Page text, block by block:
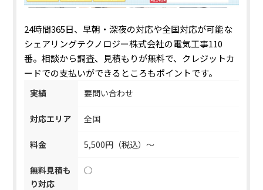
24時間365日、早朝・深夜の対応や全国対応が可能な
シェアリングテクノロジー株式会社の電気工事110
番。相談から調査、見積もりが無料で、クレジットカ
ードでの支払いができるところもポイントです。
実績 要問い合わせ
対応エリア 全国
料金 5,500円（税込）〜
無料見積も
り対応
◯